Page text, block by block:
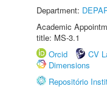
Department:
Academic
title: MS-3.1
Orcid
CV
Dimensions
Repositório